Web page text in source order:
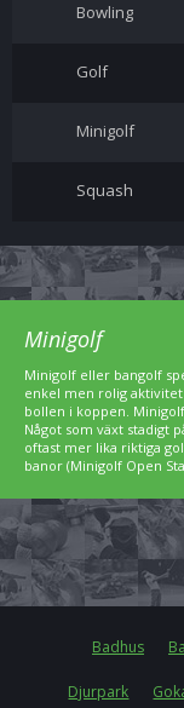
Bowling
Golf
Minigolf
Squash
Minigolf
Minigolf eller bangolf
enkel men rolig aktivitet
bollen i koppen.
Något som växt stadigt
oftast mer lika riktiga
banor (Minigolf Open
Badhus
Djurpark